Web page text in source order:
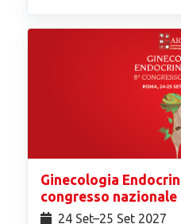
Ginecologia
congresso nazionale
24 Set⁠–25 Set 2027